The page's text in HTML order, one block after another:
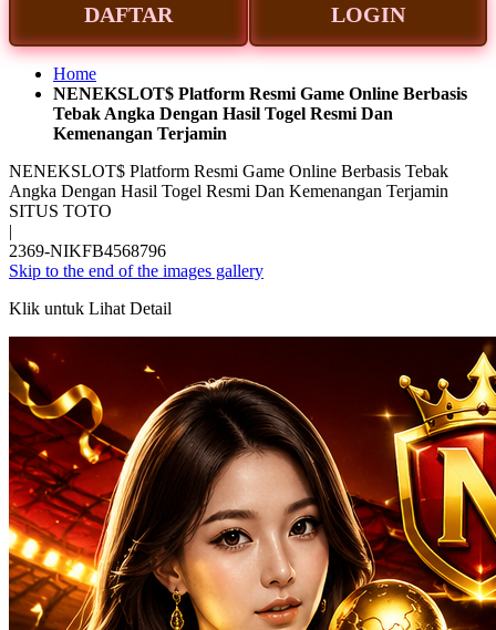
DAFTAR LOGIN
Home
NENEKSLOT$ Platform Resmi Game Online Berbasis
Tebak Angka Dengan Hasil Togel Resmi Dan
Kemenangan Terjamin
NENEKSLOT$ Platform Resmi Game Online Berbasis Tebak
Angka Dengan Hasil Togel Resmi Dan Kemenangan Terjamin
SITUS TOTO
|
2369-NIKFB4568796
Skip to the end of the images gallery
Klik untuk Lihat Detail